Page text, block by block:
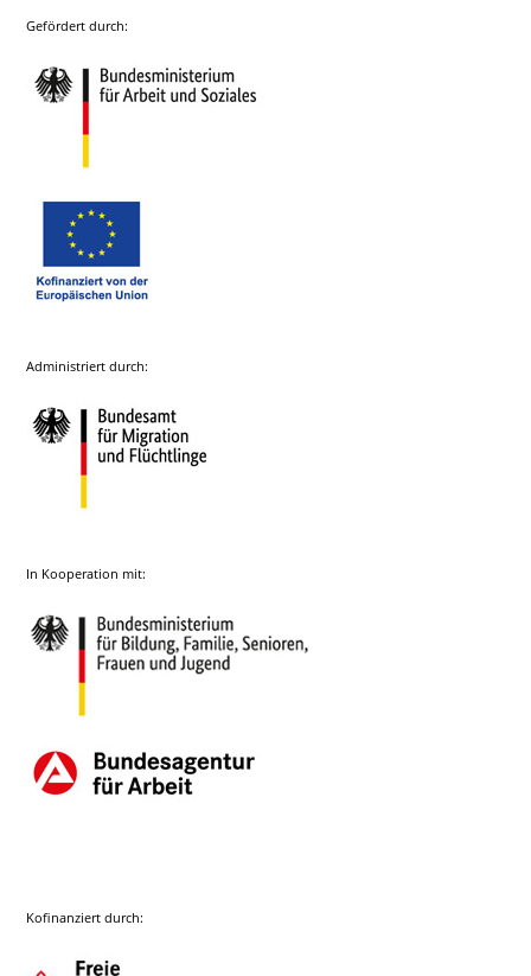
Gefördert durch:
Administriert durch:
In Kooperation mit:
Kofinanziert durch: